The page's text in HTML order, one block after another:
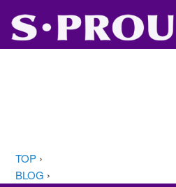
TOP ›
BLOG ›